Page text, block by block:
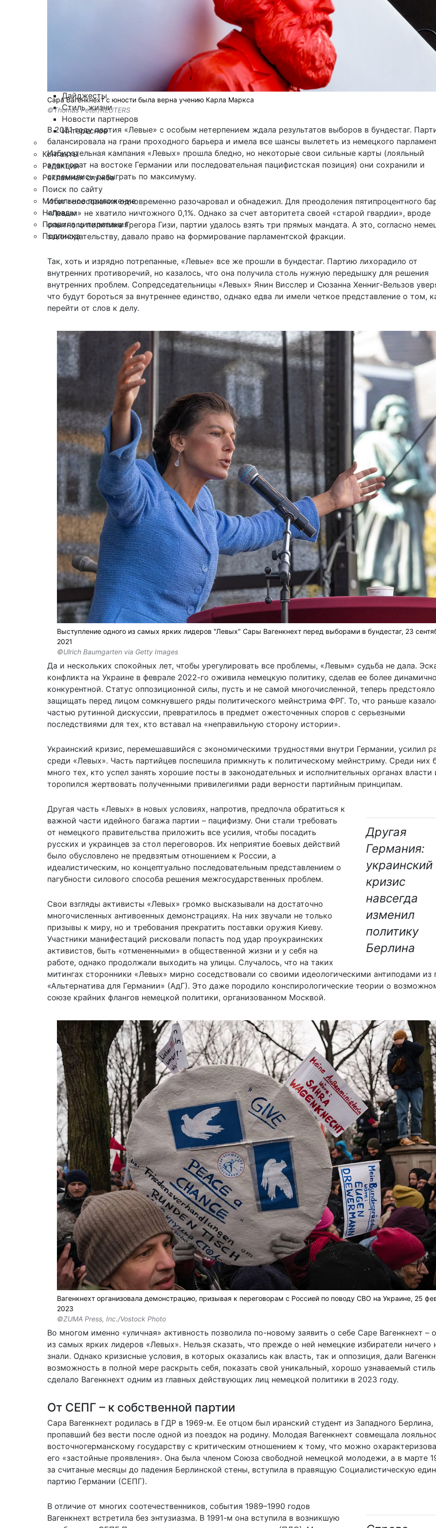
Дайджесты
Стиль жизни
Новости партнеров
Интересное
Контакты
Редакция
Рекламная служба
Поиск по сайту
Мобильное приложение
Награды
Правила цитирования
Подписка
Сара Вагенкнехт с юности была верна учению Карла Маркса
©Thomas Peter/REUTERS
В 2021 году партия «Левые» с особым нетерпением ждала результатов выборов в бундестаг.
балансировала на грани проходного барьера и имела все шансы вылететь из немецкого
Избирательная кампания «Левых» прошла бледно, но некоторые свои сильные карты (лояльный
электорат на востоке Германии или последовательная пацифистская позиция) они сохранили и
стремились разыграть по максимуму.
Итог голосования одновременно разочаровал и обнадежил. Для преодоления пятипроцентного
«Левым» не хватило ничтожного 0,1%. Однако за счет авторитета своей «старой гвардии», вроде
опытного политика Грегора Гизи, партии удалось взять три прямых мандата. А это, согласно
законодательству, давало право на формирование парламентской фракции.
Так, хоть и изрядно потрепанные, «Левые» все же прошли в бундестаг. Партию лихорадило от
внутренних противоречий, но казалось, что она получила столь нужную передышку для решения
внутренних проблем. Сопредседательницы «Левых» Янин Висслер и Сюзанна Хенниг-Вельзов
что будут бороться за внутреннее единство, однако едва ли имели четкое представление о том,
перейти от слов к делу.
Выступление одного из самых ярких лидеров "Левых" Сары Вагенкнехт перед выборами в бундестаг, 23
2021
©Ulrich Baumgarten via Getty Images
Да и нескольких спокойных лет, чтобы урегулировать все проблемы, «Левым» судьба не дала.
конфликта на Украине в феврале 2022-го оживила немецкую политику, сделав ее более
конкурентной. Статус оппозиционной силы, пусть и не самой многочисленной, теперь предстояло
защищать перед лицом сомкнувшего ряды политического мейнстрима ФРГ. То, что раньше
частью рутинной дискуссии, превратилось в предмет ожесточенных споров с серьезными
последствиями для тех, кто вставал на «неправильную сторону истории».
Украинский кризис, перемешавшийся с экономическими трудностями внутри Германии, усилил
среди «Левых». Часть партийцев поспешила примкнуть к политическому мейнстриму. Среди них
много тех, кто успел занять хорошие посты в законодательных и исполнительных органах власти
торопился жертвовать полученными привилегиями ради верности партийным принципам.
Другая
Германия:
украинский
кризис
навсегда
изменил
политику
Берлина
Другая часть «Левых» в новых условиях, напротив, предпочла обратиться к
важной части идейного багажа партии – пацифизму. Они стали требовать
от немецкого правительства приложить все усилия, чтобы посадить
русских и украинцев за стол переговоров. Их неприятие боевых действий
было обусловлено не предвзятым отношением к России, а
идеалистическим, но концептуально последовательным представлением о
пагубности силового способа решения межгосударственных проблем.
Свои взгляды активисты «Левых» громко высказывали на достаточно
многочисленных антивоенных демонстрациях. На них звучали не только
призывы к миру, но и требования прекратить поставки оружия Киеву.
Участники манифестаций рисковали попасть под удар проукраинских
активистов, быть «отмененными» в общественной жизни и у себя на
работе, однако продолжали выходить на улицы. Случалось, что на таких
митингах сторонники «Левых» мирно соседствовали со своими идеологическими антиподами из
«Альтернатива для Германии» (АдГ). Это даже породило конспирологические теории о
союзе крайних флангов немецкой политики, организованном Москвой.
Вагенкнехт организовала демонстрацию, призывая к переговорам с Россией по поводу СВО на Украине, 25
2023
©ZUMA Press, Inc./Vostock Photo
Во многом именно «уличная» активность позволила по-новому заявить о себе Саре Вагенкнехт –
из самых ярких лидеров «Левых». Нельзя сказать, что прежде о ней немецкие избиратели ничего
знали. Однако кризисные условия, в которых оказались как власть, так и оппозиция, дали
возможность в полной мере раскрыть себя, показать свой уникальный, хорошо узнаваемый
сделало Вагенкнехт одним из главных действующих лиц немецкой политики в 2023 году.
От СЕПГ – к собственной партии
Сара Вагенкнехт родилась в ГДР в 1969-м. Ее отцом был иранский студент из Западного Берлина,
пропавший без вести после одной из поездок на родину. Молодая Вагенкнехт совмещала
восточногерманскому государству с критическим отношением к тому, что можно
его «застойные проявления». Она была членом Союза свободной немецкой молодежи, а в марте
за считаные месяцы до падения Берлинской стены, вступила в правящую Социалистическую
партию Германии (СЕПГ).
В отличие от многих соотечественников, события 1989–1990 годов
Вагенкнехт встретила без энтузиазма. В 1991-м она вступила в возникшую